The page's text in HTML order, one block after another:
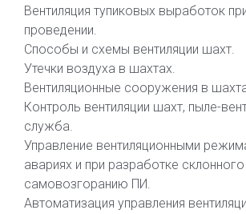
Вентиляция тупиковых выработок
проведении.
Способы и схемы вентиляции шахт.
Утечки воздуха в шахтах.
Вентиляционные сооружения в
Контроль вентиляции шахт, пыле-
служба.
Управление вентиляционными
авариях и при разработке
самовозгоранию ПИ.
Автоматизация управления